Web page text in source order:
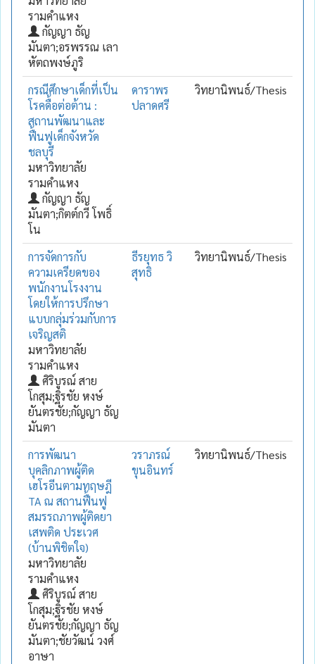
รามคำแหง
กัญญา ธัญ
มันตา;อรพรรณ เลา
หัตถพงษ์ภูริ
กรณีศึกษาเด็กที่เป็น
โรคดื้อต่อต้าน :
สถานพัฒนาและ
ฟื้นฟูเด็กจังหวัด
ชลบุรี
มหาวิทยาลัย
รามคำแหง
กัญญา ธัญ
มันตา;กิตต์กวี โพธิ์
โน
ดาราพร
ปลาดศรี
วิทยานิพนธ์/Thesis
การจัดการกับ
ความเครียดของ
พนักงานโรงงาน
โดยให้การปรึกษา
แบบกลุ่มร่วมกับการ
เจริญสติ
มหาวิทยาลัย
รามคำแหง
ศิริบูรณ์ สาย
โกสุม;ฐิรชัย หงษ์
ยันตรชัย;กัญญา ธัญ
มันตา
ธีรยุทธ วิ
สุทธิ
วิทยานิพนธ์/Thesis
การพัฒนา
บุคลิกภาพผู้ติด
เฮโรอีนตามทฤษฎี
TA ณ สถานฟื้นฟู
สมรรถภาพผู้ติดยา
เสพติด ประเวศ
(บ้านพิชิตใจ)
มหาวิทยาลัย
รามคำแหง
ศิริบูรณ์ สาย
โกสุม;ฐิรชัย หงษ์
ยันตรชัย;กัญญา ธัญ
มันตา;ชัยวัฒน์ วงศ์
อาษา
วราภรณ์
ขุนอินทร์
วิทยานิพนธ์/Thesis